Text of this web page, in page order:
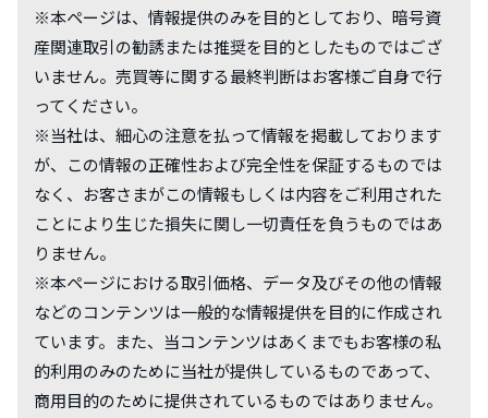
※本ページは、情報提供のみを目的としており、暗号資
産関連取引の勧誘または推奨を目的としたものではござ
いません。売買等に関する最終判断はお客様ご自身で行
ってください。
※当社は、細心の注意を払って情報を掲載しております
が、この情報の正確性および完全性を保証するものでは
なく、お客さまがこの情報もしくは内容をご利用された
ことにより生じた損失に関し一切責任を負うものではあ
りません。
※本ページにおける取引価格、データ及びその他の情報
などのコンテンツは一般的な情報提供を目的に作成され
ています。また、当コンテンツはあくまでもお客様の私
的利用のみのために当社が提供しているものであって、
商用目的のために提供されているものではありません。